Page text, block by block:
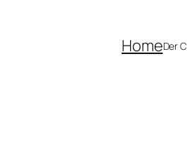
HomeDer